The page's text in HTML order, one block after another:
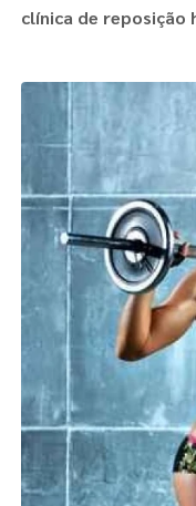
clínica de reposição